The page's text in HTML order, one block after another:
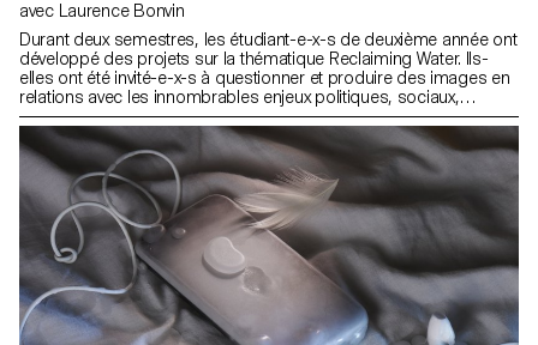
avec Laurence Bonvin
Durant deux semestres, les étudiant-e-x-s de deuxième année ont
développé des projets sur la thématique Reclaiming Water. Ils-
elles ont été invité-e-x-s à questionner et produire des images en
relations avec les innombrables enjeux politiques, sociaux,
économiques, humains et environnementaux liés à l'eau. A qui
appartient-elle? Appartient-elle? Est-ce un bien commun ou une
ressource commercialisable? Comment adresser visuellement
ces questions?